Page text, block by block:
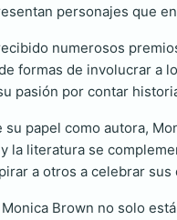
personajes que
numerosos
formas de involucrar a
pasión por contar
su papel como autora,
la literatura se
a otros a celebrar
Monica Brown no solo